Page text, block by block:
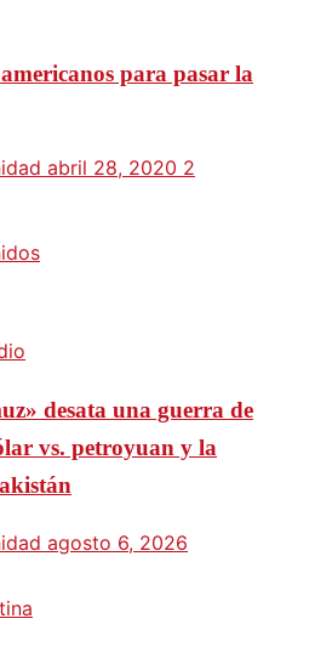
para pasar la
abril 28, 2020 2
desata una guerra de
vs. petroyuan y la
agosto 6, 2026